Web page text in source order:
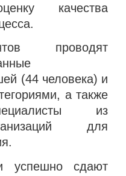
качества
проводят
(44 человека) и
а также
из
для
успешно сдают